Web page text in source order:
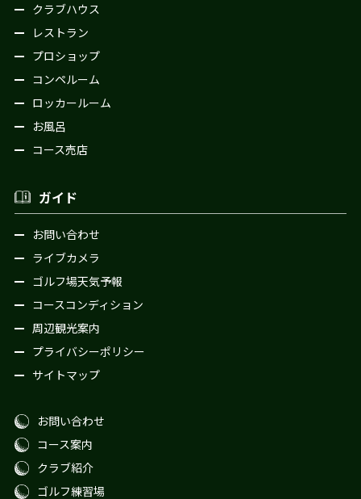
クラブハウス
レストラン
プロショップ
コンペルーム
ロッカールーム
お風呂
コース売店
ガイド
お問い合わせ
ライブカメラ
ゴルフ場天気予報
コースコンディション
周辺観光案内
プライバシーポリシー
サイトマップ
お問い合わせ
コース案内
クラブ紹介
ゴルフ練習場